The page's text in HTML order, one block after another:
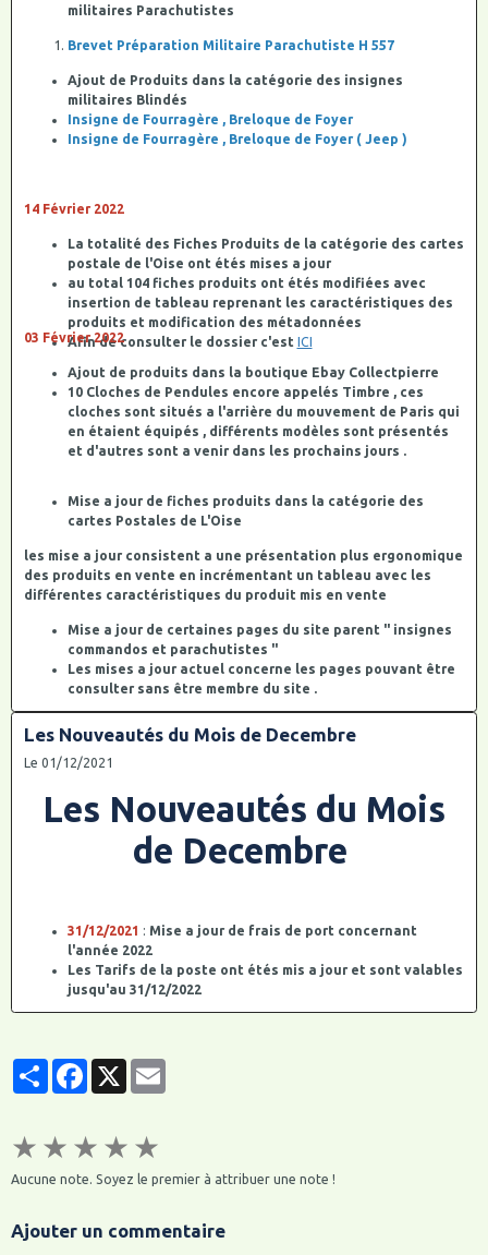
militaires Parachutistes
Brevet Préparation Militaire Parachutiste H 557
Ajout de Produits dans la catégorie des insignes
militaires Blindés
Insigne de Fourragère , Breloque de Foyer
Insigne de Fourragère , Breloque de Foyer ( Jeep )
14 Février 2022
La totalité des Fiches Produits de la catégorie des cartes
postale de l'Oise ont étés mises a jour
au total 104 fiches produits ont étés modifiées avec
insertion de tableau reprenant les caractéristiques des
produits et modification des métadonnées
Afin de consulter le dossier c'est ICI
03 Février 2022
Ajout de produits dans la boutique Ebay Collectpierre
10 Cloches de Pendules encore appelés Timbre , ces
cloches sont situés a l'arrière du mouvement de Paris qui
en étaient équipés , différents modèles sont présentés
et d'autres sont a venir dans les prochains jours .
Mise a jour de fiches produits dans la catégorie des
cartes Postales de L'Oise
les mise a jour consistent a une présentation plus ergonomique
des produits en vente en incrémentant un tableau avec les
différentes caractéristiques du produit mis en vente
Mise a jour de certaines pages du site parent " insignes
commandos et parachutistes "
Les mises a jour actuel concerne les pages pouvant être
consulter sans être membre du site .
Les Nouveautés du Mois de Decembre
Le 01/12/2021
Les Nouveautés du Mois
de Decembre
31/12/2021 : Mise a jour de frais de port concernant
l'année 2022
Les Tarifs de la poste ont étés mis a jour et sont valables
jusqu'au 31/12/2022
de nouvelles tranches de poids ont étés ajoutés
devrait être mis en place pour le 1° Mars 2022
Pour consulter les nouveaux tarifs , rendez vous sur la
Noms" sur le site parent " insignes parachutistes et
Ajout de produits dan la catégorie des insignes militaires
Escadron 05 - 317, Matériel sol , A 1031
PartagerFacebook
X
★ ★ ★ ★ ★
Aucune note. Soyez le premier à attribuer une note !
Ajouter un commentaire